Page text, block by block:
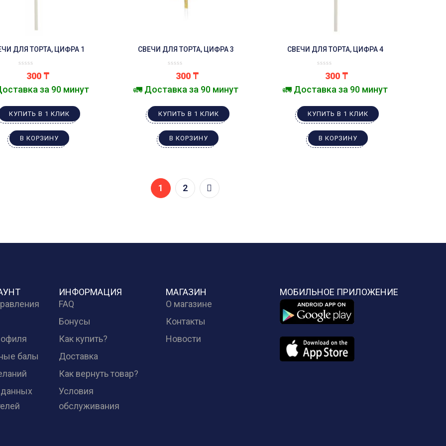
ДЛЯ ТОРТА, ЦИФРА 1
300 ₸
за 90 минут
КУПИТЬ В 1 КЛИК
В КОРЗИНУ
СВЕЧИ ДЛЯ ТОРТА, ЦИФРА 3
300 ₸
🚛 Доставка за 90 минут
КУПИТЬ В 1 КЛИК
В КОРЗИНУ
СВЕЧИ ДЛЯ ТОРТА, ЦИФРА 4
300 ₸
🚛 Доставка за 90 минут
КУПИТЬ В 1 КЛИК
В КОРЗИНУ
1 2
балы
ИНФОРМАЦИЯ
FAQ
Бонусы
Как купить?
Доставка
Как вернуть товар?
Условия
обслуживания
МАГАЗИН
О магазине
Контакты
Новости
МОБИЛЬНОЕ ПРИЛОЖЕНИЕ